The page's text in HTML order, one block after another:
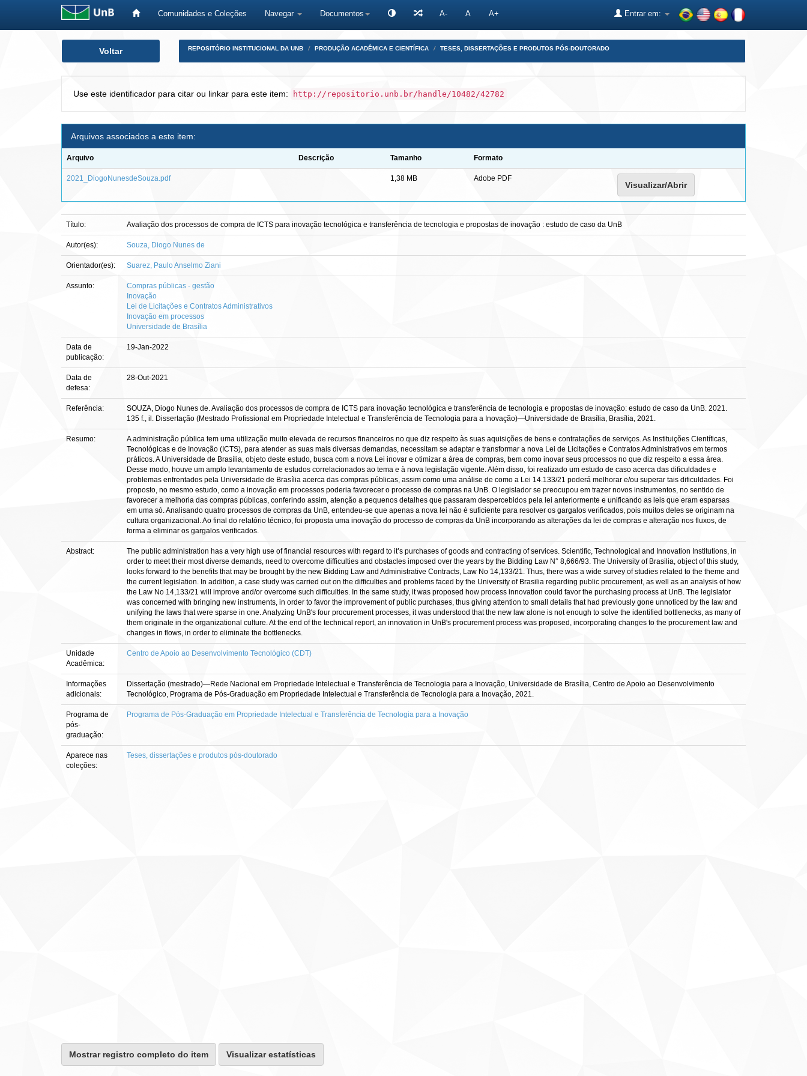
Comunidades e Coleções Navegar Documentos A- A A+ Entrar em:
Voltar REPOSITÓRIO INSTITUCIONAL DA UNB PRODUÇÃO ACADÊMICA E CIENTÍFICA TESES, DISSERTAÇÕES E PRODUTOS PÓS-DOUTORADO
Use este identificador para citar ou linkar para este item: http://repositorio.unb.br/handle/10482/42782
Arquivos associados a este item:
Arquivo Descrição Tamanho Formato
2021_DiogoNunesdeSouza.pdf 1,38 MB Adobe PDF
Visualizar/Abrir
Título: Avaliação dos processos de compra de ICTS para inovação tecnológica e transferência de tecnologia e propostas de inovação : estudo de caso da UnB
Autor(es): Souza, Diogo Nunes de
Orientador(es): Suarez, Paulo Anselmo Ziani
Assunto:
Compras públicas - gestão
Inovação
Lei de Licitações e Contratos Administrativos
Inovação em processos
Universidade de Brasília
Data de
publicação:
19-Jan-2022
Data de
defesa:
28-Out-2021
Referência:
SOUZA, Diogo Nunes de. Avaliação dos processos de compra de ICTS para inovação tecnológica e transferência de tecnologia e propostas de inovação: estudo de caso da UnB. 2021.
135 f., il. Dissertação (Mestrado Profissional em Propriedade Intelectual e Transferência de Tecnologia para a Inovação)—Universidade de Brasília, Brasília, 2021.
Resumo:
A administração pública tem uma utilização muito elevada de recursos financeiros no que diz respeito às suas aquisições de bens e contratações de serviços. As Instituições Científicas,
Tecnológicas e de Inovação (ICTS), para atender as suas mais diversas demandas, necessitam se adaptar e transformar a nova Lei de Licitações e Contratos Administrativos em termos
práticos. A Universidade de Brasília, objeto deste estudo, busca com a nova Lei inovar e otimizar a área de compras, bem como inovar seus processos no que diz respeito a essa área.
Desse modo, houve um amplo levantamento de estudos correlacionados ao tema e à nova legislação vigente. Além disso, foi realizado um estudo de caso acerca das dificuldades e
problemas enfrentados pela Universidade de Brasília acerca das compras públicas, assim como uma análise de como a Lei 14.133/21 poderá melhorar e/ou superar tais dificuldades. Foi
proposto, no mesmo estudo, como a inovação em processos poderia favorecer o processo de compras na UnB. O legislador se preocupou em trazer novos instrumentos, no sentido de
favorecer a melhoria das compras públicas, conferindo assim, atenção a pequenos detalhes que passaram despercebidos pela lei anteriormente e unificando as leis que eram esparsas
em uma só. Analisando quatro processos de compras da UnB, entendeu-se que apenas a nova lei não é suficiente para resolver os gargalos verificados, pois muitos deles se originam na
cultura organizacional. Ao final do relatório técnico, foi proposta uma inovação do processo de compras da UnB incorporando as alterações da lei de compras e alteração nos fluxos, de
forma a eliminar os gargalos verificados.
Abstract:
The public administration has a very high use of financial resources with regard to it’s purchases of goods and contracting of services. Scientific, Technological and Innovation Institutions, in
order to meet their most diverse demands, need to overcome difficulties and obstacles imposed over the years by the Bidding Law N° 8,666/93. The University of Brasilia, object of this study,
looks forward to the benefits that may be brought by the new Bidding Law and Administrative Contracts, Law No 14,133/21. Thus, there was a wide survey of studies related to the theme and
the current legislation. In addition, a case study was carried out on the difficulties and problems faced by the University of Brasilia regarding public procurement, as well as an analysis of how
the Law No 14,133/21 will improve and/or overcome such difficulties. In the same study, it was proposed how process innovation could favor the purchasing process at UnB. The legislator
was concerned with bringing new instruments, in order to favor the improvement of public purchases, thus giving attention to small details that had previously gone unnoticed by the law and
unifying the laws that were sparse in one. Analyzing UnB's four procurement processes, it was understood that the new law alone is not enough to solve the identified bottlenecks, as many of
them originate in the organizational culture. At the end of the technical report, an innovation in UnB's procurement process was proposed, incorporating changes to the procurement law and
changes in flows, in order to eliminate the bottlenecks.
Unidade
Acadêmica:
Centro de Apoio ao Desenvolvimento Tecnológico (CDT)
Informações
adicionais:
Dissertação (mestrado)—Rede Nacional em Propriedade Intelectual e Transferência de Tecnologia para a Inovação, Universidade de Brasília, Centro de Apoio ao Desenvolvimento
Tecnológico, Programa de Pós-Graduação em Propriedade Intelectual e Transferência de Tecnologia para a Inovação, 2021.
Programa de
pós-
graduação:
Programa de Pós-Graduação em Propriedade Intelectual e Transferência de Tecnologia para a Inovação
Aparece nas
coleções:
Teses, dissertações e produtos pós-doutorado
Mostrar registro completo do item Visualizar estatísticas